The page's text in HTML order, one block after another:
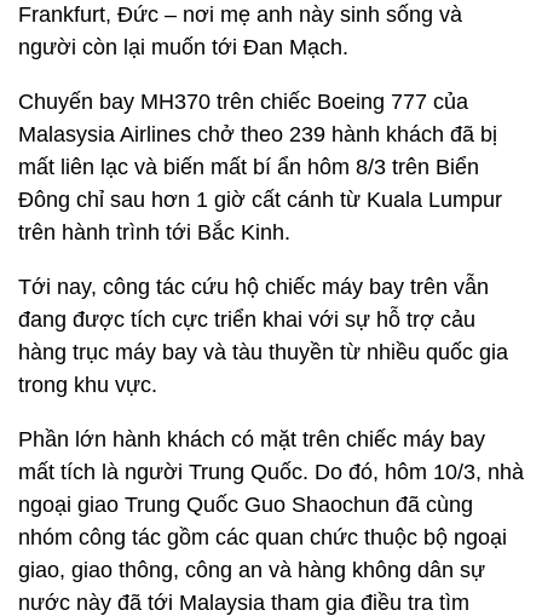
Frankfurt, Đức – nơi mẹ anh này sinh sống và
người còn lại muốn tới Đan Mạch.
Chuyến bay MH370 trên chiếc Boeing 777 của
Malasysia Airlines chở theo 239 hành khách đã bị
mất liên lạc và biến mất bí ẩn hôm 8/3 trên Biển
Đông chỉ sau hơn 1 giờ cất cánh từ Kuala Lumpur
trên hành trình tới Bắc Kinh.
Tới nay, công tác cứu hộ chiếc máy bay trên vẫn
đang được tích cực triển khai với sự hỗ trợ cảu
hàng trục máy bay và tàu thuyền từ nhiều quốc gia
trong khu vực.
Phần lớn hành khách có mặt trên chiếc máy bay
mất tích là người Trung Quốc. Do đó, hôm 10/3, nhà
ngoại giao Trung Quốc Guo Shaochun đã cùng
nhóm công tác gồm các quan chức thuộc bộ ngoại
giao, giao thông, công an và hàng không dân sự
nước này đã tới Malaysia tham gia điều tra tìm